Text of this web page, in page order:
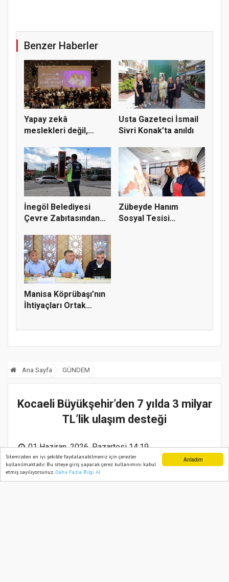
Anladım
Sitemizden en iyi şekilde faydalanabilmeniz için çerezler
kullanılmaktadır. Bu siteye giriş yaparak çerez kullanımını kabul
etmiş sayılıyorsunuz. Daha Fazla Bilgi Al
Benzer Haberler
Yapay zekâ
meslekleri değil,
Usta Gazeteci İsmail
Sivri Konak’ta anıldı
İnegöl Belediyesi
Çevre Zabıtasından
Zübeyde Hanım
Sosyal Tesisi
Manisa Köprübaşı’nın
İhtiyaçları Ortak
Ana Sayfa GÜNDEM
Kocaeli Büyükşehir’den 7 yılda 3 milyar
TL’lik ulaşım desteği
01 Haziran, 2026, Pazartesi 14:19
Ana Sayfa Web TV